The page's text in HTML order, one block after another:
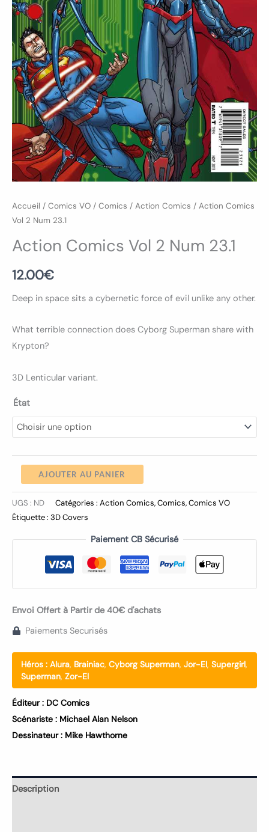
Accueil / Comics VO / Comics / Action Comics / Action Comics
Vol 2 Num 23.1
Action Comics Vol 2 Num 23.1
12.00€
Deep in space sits a cybernetic force of evil unlike any other.
What terrible connection does Cyborg Superman share with
Krypton?
3D Lenticular variant.
État
AJOUTER AU PANIER
UGS : ND Catégories : Action Comics,Comics,Comics VO
Étiquette : 3D Covers
Paiement CB Sécurisé
Envoi Offert à Partir de 40€ d'achats
Paiements Securisés
Héros : Alura, Brainiac, Cyborg Superman, Jor-El, Supergirl,
Superman, Zor-El
Éditeur : DC Comics
Scénariste : Michael Alan Nelson
Dessinateur : Mike Hawthorne
Description